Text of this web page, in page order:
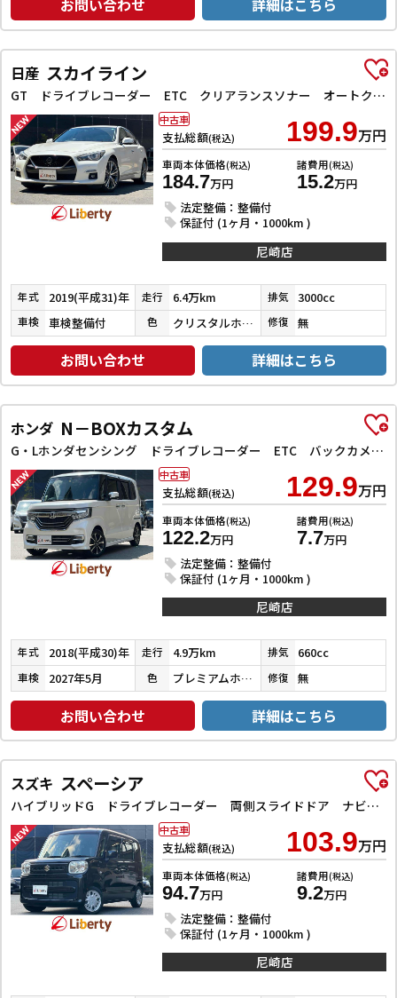
お問い合わせ 詳細はこちら
日産 スカイライン
GT ドライブレコーダー ETC クリアランスソナー オートクルーズコントロール 衝突被害軽減システム 全周囲カメラ ナビ TV アルミホイール オートライト LEDヘッドランプ サンルーフ AT
支払総額(税込) 199.9万円
車両本体価格(税込)
184.7万円
諸費用(税込)
15.2万円
法定整備：整備付
保証付 (1ヶ月・1000km )
中古車
尼崎店
年式 2019(平成31)年 走行 6.4万km 排気 3000cc
車検 車検整備付 色 クリスタルホワイトパール３コートパール 修復 無
お問い合わせ 詳細はこちら
ホンダ N－BOXカスタム
G・Lホンダセンシング ドライブレコーダー ETC バックカメラ 両側スライド・片側電動 ナビ TV クリアランスソナー オートクルーズコントロール レーンアシスト 衝突被害軽減システム オートライト スマートキー
支払総額(税込) 129.9万円
車両本体価格(税込)
122.2万円
諸費用(税込)
7.7万円
法定整備：整備付
保証付 (1ヶ月・1000km )
中古車
尼崎店
年式 2018(平成30)年 走行 4.9万km 排気 660cc
車検 2027年5月 色 プレミアムホワイトパールⅡ 修復 無
お問い合わせ 詳細はこちら
スズキ スペーシア
ハイブリッドG ドライブレコーダー 両側スライドドア ナビ TV オートライト スマートキー アイドリングストップ 電動格納ミラー ベンチシート CVT ABS ESC CD エアコン パワーウィンドウ
支払総額(税込) 103.9万円
車両本体価格(税込)
94.7万円
諸費用(税込)
9.2万円
法定整備：整備付
保証付 (1ヶ月・1000km )
中古車
尼崎店